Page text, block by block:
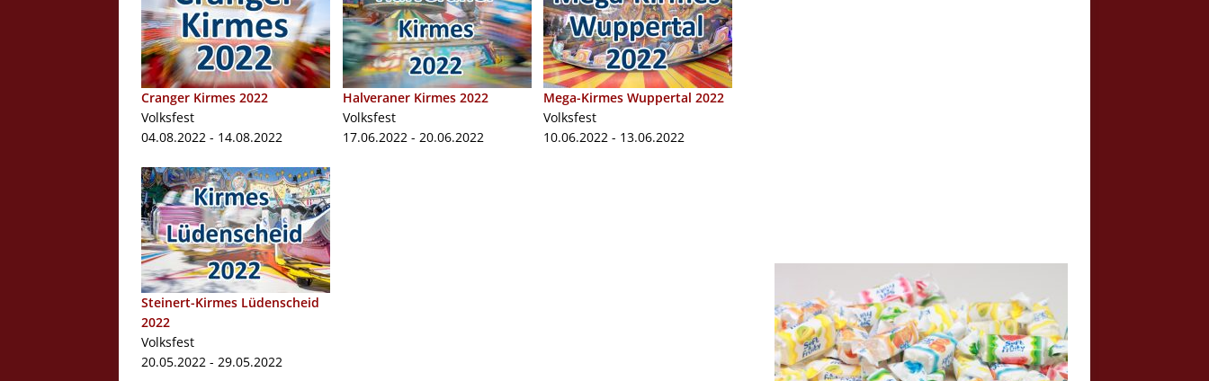
Cranger Kirmes 2022
Volksfest
04.08.2022 - 14.08.2022
Steinert-Kirmes Lüdenscheid
2022
Volksfest
20.05.2022 - 29.05.2022
Halveraner Kirmes 2022
Volksfest
17.06.2022 - 20.06.2022
Mega-Kirmes Wuppertal 2022
Volksfest
10.06.2022 - 13.06.2022